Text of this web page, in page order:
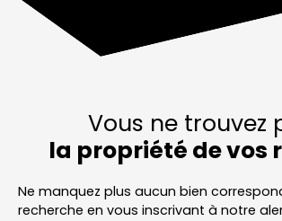
Vous ne trouvez
la propriété de vos
Ne manquez plus aucun bien
recherche en vous inscrivant à notre